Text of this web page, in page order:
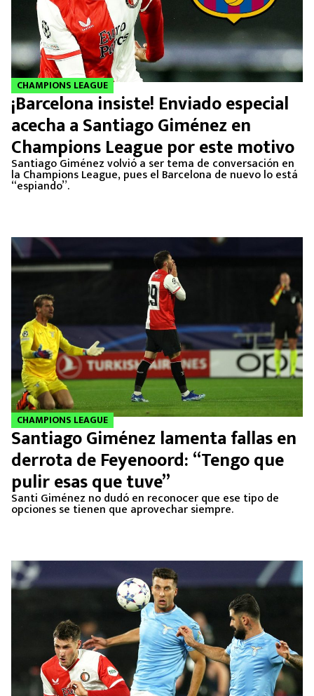
CHAMPIONS LEAGUE
¡Barcelona insiste! Enviado especial
acecha a Santiago Giménez en
Champions League por este motivo
Santiago Giménez volvió a ser tema de conversación en
la Champions League, pues el Barcelona de nuevo lo está
“espiando”.
CHAMPIONS LEAGUE
Santiago Giménez lamenta fallas en
derrota de Feyenoord: “Tengo que
pulir esas que tuve”
Santi Giménez no dudó en reconocer que ese tipo de
opciones se tienen que aprovechar siempre.